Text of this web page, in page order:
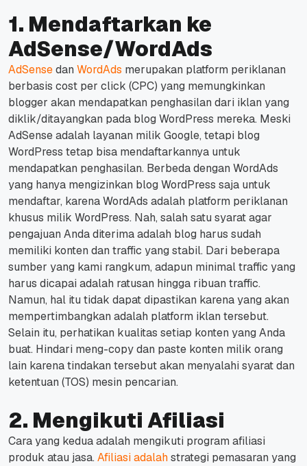
1. Mendaftarkan ke
AdSense/WordAds
AdSensedan WordAds merupakan platform periklanan
berbasis cost per click (CPC) yang memungkinkan
blogger akan mendapatkan penghasilan dari iklan yang
diklik/ditayangkan pada blog WordPress mereka. Meski
AdSense adalah layanan milik Google, tetapi blog
WordPress tetap bisa mendaftarkannya untuk
mendapatkan penghasilan. Berbeda dengan WordAds
yang hanya mengizinkan blog WordPress saja untuk
mendaftar, karena WordAds adalah platform periklanan
khusus milik WordPress. Nah, salah satu syarat agar
pengajuan Anda diterima adalah blog harus sudah
memiliki konten dan traffic yang stabil. Dari beberapa
sumber yang kami rangkum, adapun minimaltraffic yang
harus dicapai adalah ratusan hingga ribuan traffic.
Namun, hal itu tidak dapat dipastikan karena yang akan
mempertimbangkan adalah platform iklan tersebut.
Selain itu, perhatikan kualitas setiap konten yang Anda
buat. Hindari meng-copydan paste konten milik orang
lain karena tindakan tersebut akan menyalahi syarat dan
ketentuan (TOS) mesin pencarian.
2. Mengikuti Afiliasi
Cara yang kedua adalah mengikuti program afiliasi
produk atau jasa. Afiliasi adalahstrategi pemasaran yang